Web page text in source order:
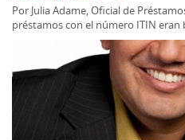
Por Julia Adame, Oficial de
préstamos con el número ITIN